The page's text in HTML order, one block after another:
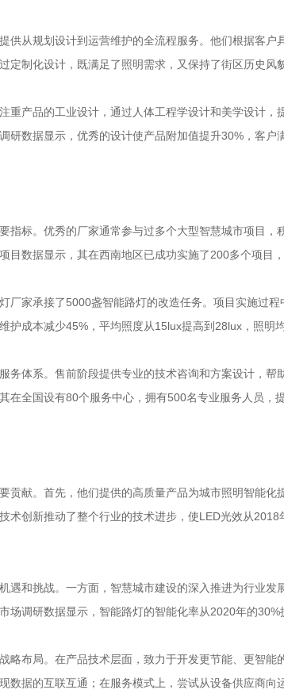
供从规划设计到运营维护的全流程服务。他们根据客
定制化设计，既满足了照明需求，又保持了街区历史风
重产品的工业设计，通过人体工程学设计和美学设计
研数据显示，优秀的设计使产品附加值提升30%，客户
指标。优秀的厂家通常参与过多个大型智慧城市项目
目数据显示，其在西南地区已成功实施了200多个项目
厂家承接了5000盏智能路灯的改造任务。项目实施过
护成本减少45%，平均照度从15lux提高到28lux，照明
务体系。售前阶段提供专业的技术咨询和方案设计，
在全国设有80个服务中心，拥有500名专业服务人员，
贡献。首先，他们提供的高质量产品为城市照明智能
术创新推动了整个行业的技术进步，使LED光效从
遇和挑战。一方面，智慧城市建设的深入推进为行业
场调研数据显示，智能路灯的智能化率从2020年的
略布局。在产品技术层面，致力于开发更节能、更智
数据的互联互通；在服务模式上，尝试从设备供应商向